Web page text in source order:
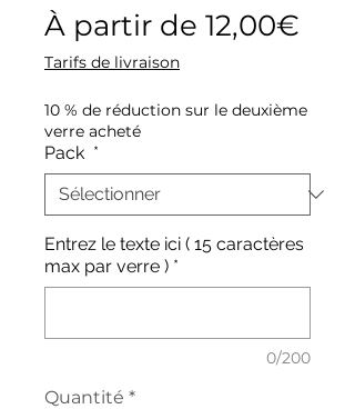
À partir de 12,00€
Tarifs de livraison
10 % de réduction sur le deuxième
verre acheté
Pack *
Entrez le texte ici ( 15 caractères
max par verre ) *
0/200
Quantité *